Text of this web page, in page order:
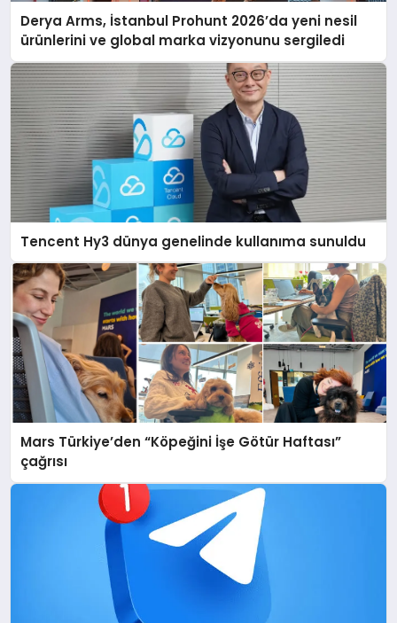
Derya Arms, İstanbul Prohunt 2026’da yeni nesil
ürünlerini ve global marka vizyonunu sergiledi
Tencent Hy3 dünya genelinde kullanıma sunuldu
Mars Türkiye’den “Köpeğini İşe Götür Haftası”
çağrısı